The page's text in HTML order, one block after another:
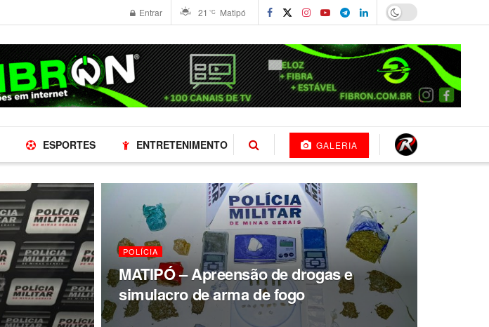
Entrar 21 °C Matipó
ESPORTES ENTRETENIMENTO GALERIA
POLÍCIA
MATIPÓ – Apreensão de drogas e
simulacro de arma de fogo